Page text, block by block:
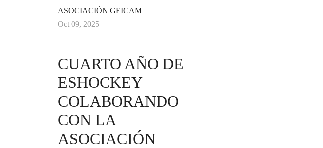
Oct 09, 2025
CUARTO AÑO DE
ESHOCKEY
COLABORANDO
CON LA
ASOCIACIÓN